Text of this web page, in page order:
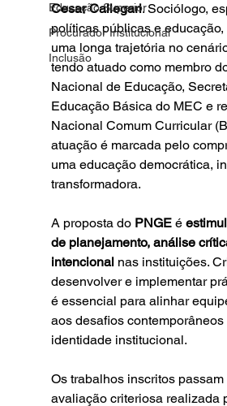
Educação Superior
Procurador Institucional
Inclusão
Cesar Callegari. Sociólogo,
políticas públicas e
uma longa trajetória no
tendo atuado como membro
Nacional de Educação,
Educação Básica do MEC e
Nacional Comum Curricular
atuação é marcada pelo
uma educação democrática,
transformadora.
A proposta do PNGE é
de planejamento, análise
intencional nas instituições.
desenvolver e implementar
é essencial para alinhar
aos desafios
identidade institucional.
Os trabalhos inscritos passam
avaliação criteriosa realizada